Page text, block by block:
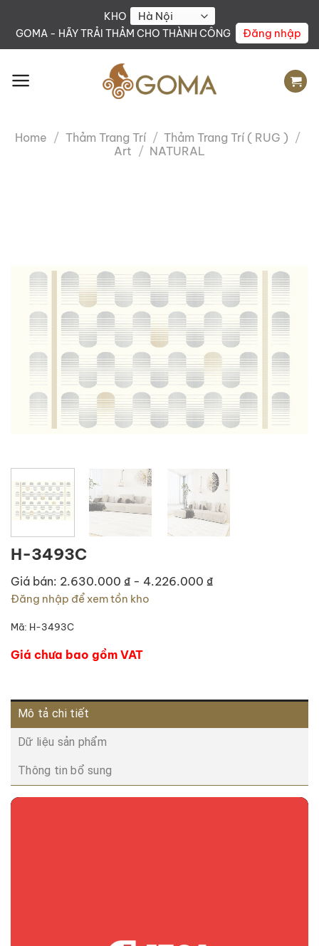
KHO
GOMA - HÃY TRẢI THẢM CHO THÀNH CÔNG
Đăng nhập
Home / Thảm Trang Trí / Thảm Trang Trí ( RUG ) /
Art / NATURAL
H-3493C
Giá bán: 2.630.000 ₫ - 4.226.000 ₫
Đăng nhập để xem tồn kho
Mã: H-3493C
Giá chưa bao gồm VAT
Mô tả chi tiết
Dữ liệu sản phẩm
Thông tin bổ sung